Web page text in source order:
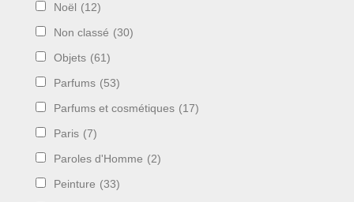
Noël (12)
Non classé (30)
Objets (61)
Parfums (53)
Parfums et cosmétiques (17)
Paris (7)
Paroles d'Homme (2)
Peinture (33)